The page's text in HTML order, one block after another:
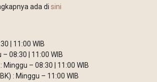
ada di sini
| 11:00 WIB
– 08:30 | 11:00 WIB
Minggu – 08:30 | 11:00 WIB
: Minggu – 11:00 WIB